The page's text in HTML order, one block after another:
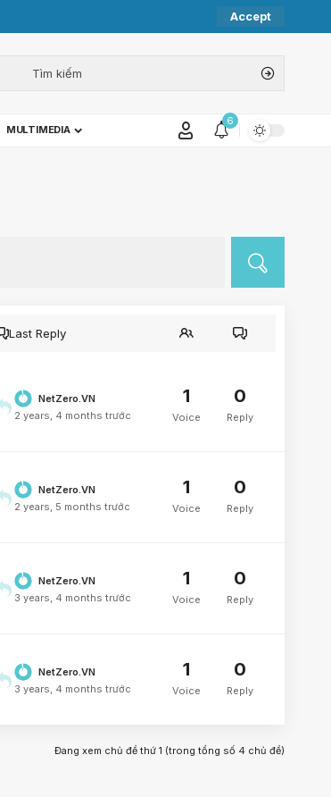
Accept
MULTIMEDIA
6
Last Reply
NetZero.VN
2 years, 4 months trước
1
Voice
0
Reply
NetZero.VN
2 years, 5 months trước
1
Voice
0
Reply
NetZero.VN
3 years, 4 months trước
1
Voice
0
Reply
NetZero.VN
3 years, 4 months trước
1
Voice
0
Reply
Đang xem chủ đề thứ 1 (trong tổng số 4 chủ đề)